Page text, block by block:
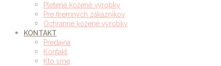
Pletené kožené výrobky
Pre firemných zákazníkov
Ochranné kožené výrobky
KONTAKT
Predajňa
Kontakt
Kto sme